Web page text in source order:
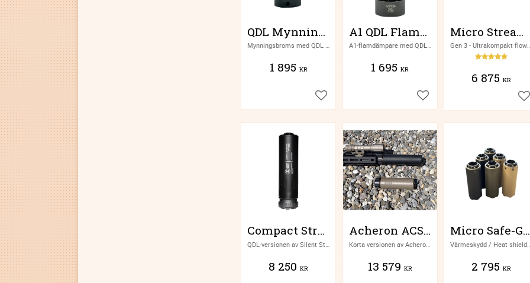
QDL Mynningsbroms
Mynningsbroms med QDL samt M27 snabbgänga från finska Silent Steel
1 895 KR
Lägg till i favoriter
A1 QDL Flamdämpare
A1-flamdämpare med QDL samt M27 snabbgänga från finska Silent Steel
1 695 KR
Lägg till i favoriter
Micro Streamer, Gen 3
Gen 3 - Ultrakompakt flow through
6 875 KR
Compact Streamer QD-L, Gen 3
8 250 KR
Acheron ACS-K 5,56
Korta versionen av Acherons ACS E1 5,56-dämpare, Hexalug
13 579 KR
Micro Safe-Guard - Silent Steel
Värmeskydd / Heat
2 795 KR